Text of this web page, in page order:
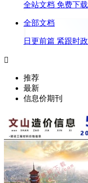
全站文档 免费下载
全部文档
日更前篇 紧跟时政

推荐
最新
信息价期刊